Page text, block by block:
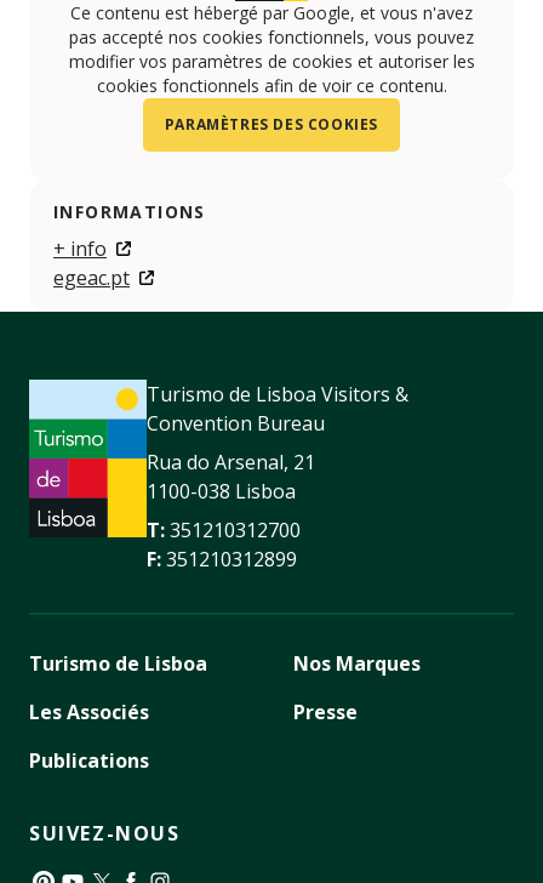
Ce contenu est hébergé par Google, et vous n'avez
pas accepté nos cookies fonctionnels, vous pouvez
modifier vos paramètres de cookies et autoriser les
cookies fonctionnels afin de voir ce contenu.
PARAMÈTRES DES COOKIES
INFORMATIONS
+ info
egeac.pt
Turismo de Lisboa Visitors &
Convention Bureau
Rua do Arsenal, 21
1100-038 Lisboa
T:351210312700
F:351210312899
Turismo de Lisboa
Les Associés
Publications
Nos Marques
Presse
SUIVEZ-NOUS